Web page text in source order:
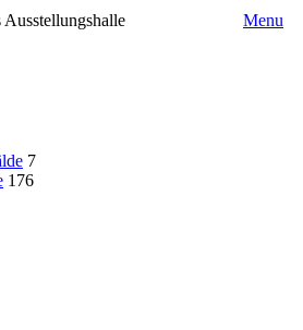
Ausstellungshalle
Menu
7
176